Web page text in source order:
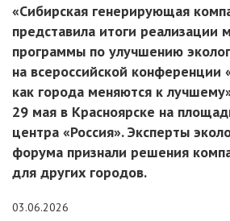
«Сибирская генерирующая
представила итоги реализации
программы по улучшению
на всероссийской конференции
как города меняются к
29 мая в Красноярске на
центра «Россия». Эксперты
форума признали решения
для других городов.
03.06.2026